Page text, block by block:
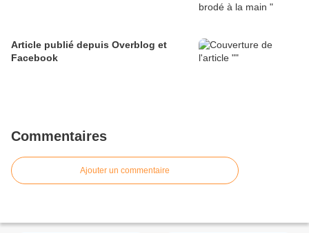
Article publié depuis Overblog et
Facebook
Commentaires
Ajouter un commentaire